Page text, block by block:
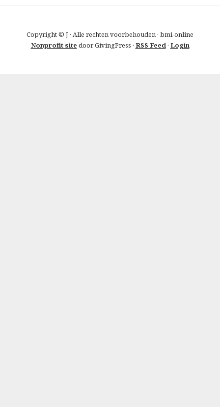
Copyright © J · Alle rechten voorbehouden · bmi-online
Nonprofit site door GivingPress · RSS Feed· Login